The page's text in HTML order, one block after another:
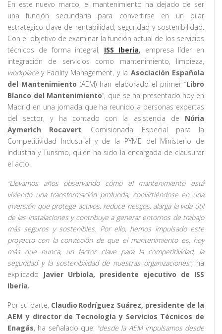
En este nuevo marco, el mantenimiento ha dejado de ser
una función secundaria para convertirse en un pilar
estratégico clave de rentabilidad, seguridad y sostenibilidad.
Con el objetivo de examinar la función actual de los servicios
técnicos de forma integral, ISS Iberia, empresa líder en
integración de servicios como mantenimiento, limpieza,
workplace y Facility Management, y la Asociación Española
del Mantenimiento (AEM) han elaborado el primer “Libro
Blanco del Mantenimiento”, que se ha presentado hoy en
Madrid en una jornada que ha reunido a personas expertas
del sector, y ha contado con la asistencia de Núria
Aymerich Rocavert, Comisionada Especial para la
Competitividad Industrial y de la PYME del Ministerio de
Industria y Turismo, quién ha sido la encargada de clausurar
el acto.
“Llevamos años observando cómo el mantenimiento está
viviendo una transformación profunda, convirtiéndose en una
inversión que protege activos, reduce riesgos, alarga la vida útil
de las instalaciones y contribuye a generar entornos de trabajo
más seguros y sostenibles. Por ello, hemos impulsado este
proyecto con la convicción de que el mantenimiento es, hoy
más que nunca, un factor clave para la competitividad, la
seguridad y la sostenibilidad de nuestras organizaciones”, ha
explicado
Javier Urbiola, presidente ejecutivo de ISS
Iberia.
Por su parte, Claudio Rodríguez Suárez, presidente de la
AEM y director de Tecnología y Servicios Técnicos de
Enagás, ha señalado que: “desde la AEM impulsamos desde